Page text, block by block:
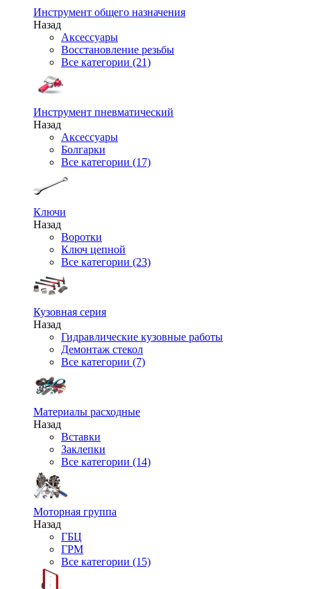
Инструмент общего назначения
Назад
Аксессуары
Восстановление резьбы
Все категории (21)
Инструмент пневматический
Назад
Аксессуары
Болгарки
Все категории (17)
Ключи
Назад
Воротки
Ключ цепной
Все категории (23)
Кузовная серия
Назад
Гидравлические кузовные работы
Демонтаж стекол
Все категории (7)
Материалы расходные
Назад
Вставки
Заклепки
Все категории (14)
Моторная группа
Назад
ГБЦ
ГРМ
Все категории (15)